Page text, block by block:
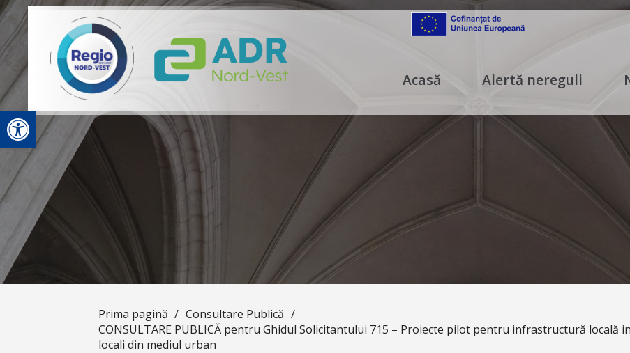
Deschide bara de unelte
Acasă Alertă nereguli
Prima pagină / Consultare Publică /
CONSULTARE PUBLICĂ pentru Ghidul Solicitantului 715 – Proiecte pilot pentru infrastructură
locali din mediul urban